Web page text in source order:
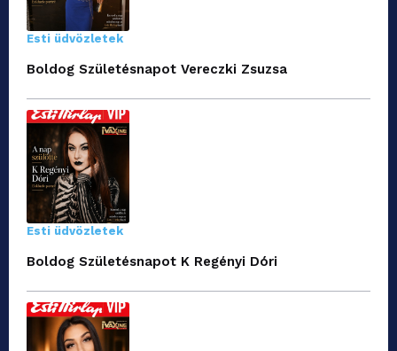
Esti üdvözletek
Boldog Születésnapot Vereczki Zsuzsa
Esti üdvözletek
Boldog Születésnapot K Regényi Dóri